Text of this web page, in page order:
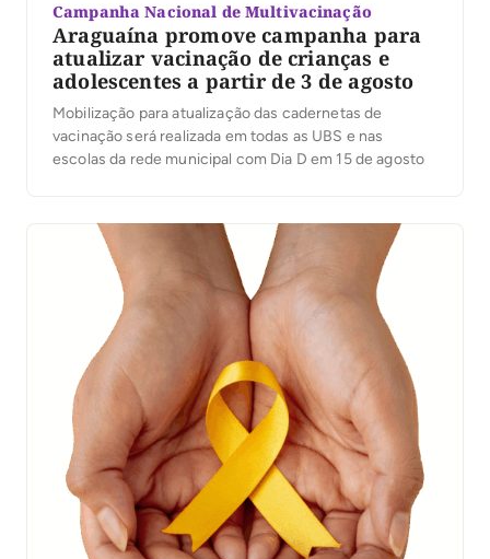
Campanha Nacional de Multivacinação
Araguaína promove campanha para
atualizar vacinação de crianças e
adolescentes a partir de 3 de agosto
Mobilização para atualização das cadernetas de
vacinação será realizada em todas as UBS e nas
escolas da rede municipal com Dia D em 15 de agosto